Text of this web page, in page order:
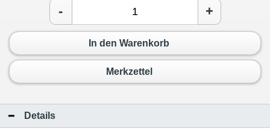
- +
In den Warenkorb
Merkzettel
Details